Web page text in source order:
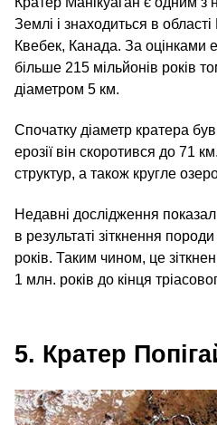
Землі і знаходиться в
Квебек, Канада. За оцінками
більше 215 мільйонів років
діаметром 5 км.
Спочатку діаметр кратера
ерозії він скоротився до 71
структур, а також кругле
Недавні дослідження
в результаті зіткнення
років. Таким чином, це
1 млн. років до кінця
5. Кратер